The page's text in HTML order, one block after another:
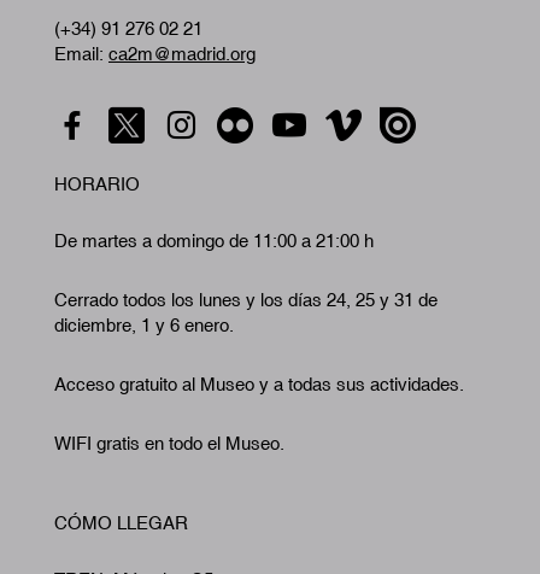
(+34) 91 276 02 21
Email: ca2m@madrid.org
HORARIO
De martes a domingo de 11:00 a 21:00 h
Cerrado todos los lunes y los días 24, 25 y 31 de
diciembre, 1 y 6 enero.
Acceso gratuito al Museo y a todas sus actividades.
WIFI gratis en todo el Museo.
CÓMO LLEGAR